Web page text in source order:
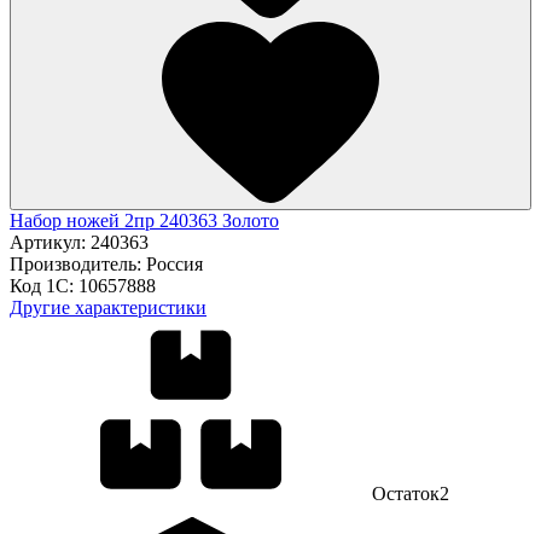
Набор ножей 2пр 240363 Золото
Артикул: 240363
Производитель: Россия
Код 1С: 10657888
Другие характеристики
Остаток2